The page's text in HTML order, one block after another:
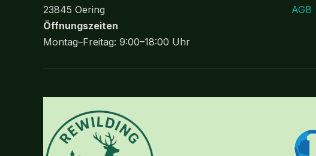
23845 Oering
Öffnungszeiten
Montag–Freitag: 9:00–18:00 Uhr
AGB